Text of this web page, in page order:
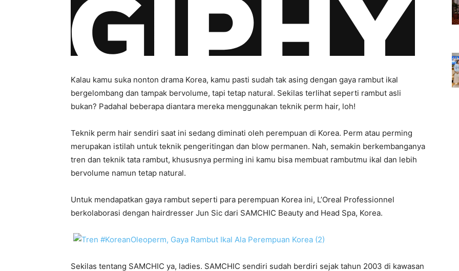
Kalau kamu suka nonton drama Korea, kamu pasti sudah tak asing dengan gaya rambut ikal
bergelombang dan tampak bervolume, tapi tetap natural. Sekilas terlihat seperti rambut asli
bukan? Padahal beberapa diantara mereka menggunakan teknik perm hair, loh!
Teknik perm hair sendiri saat ini sedang diminati oleh perempuan di Korea. Perm atau perming
merupakan istilah untuk teknik pengeritingan dan blow permanen. Nah, semakin berkembanganya
tren dan teknik tata rambut, khususnya perming ini kamu bisa membuat rambutmu ikal dan lebih
bervolume namun tetap natural.
Untuk mendapatkan gaya rambut seperti para perempuan Korea ini, L’Oreal Professionnel
berkolaborasi dengan hairdresser Jun Sic dari SAMCHIC Beauty and Head Spa, Korea.
Sekilas tentang SAMCHIC ya, ladies. SAMCHIC sendiri sudah berdiri sejak tahun 2003 di kawasan